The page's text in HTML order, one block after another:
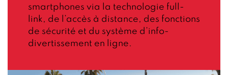
smartphones via la technologie full-
link, de l’accès à distance, des fonctions
de sécurité et du système d’info-
divertissement en ligne.